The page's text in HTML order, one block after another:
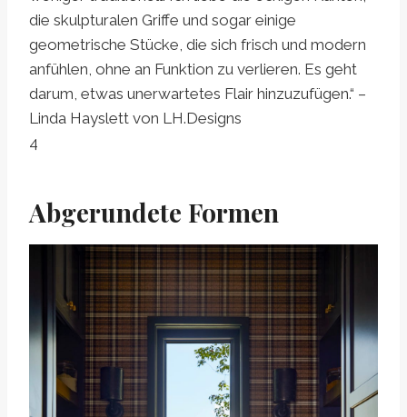
die skulpturalen Griffe und sogar einige
geometrische Stücke, die sich frisch und modern
anfühlen, ohne an Funktion zu verlieren. Es geht
darum, etwas unerwartetes Flair hinzuzufügen.“ –
Linda Hayslett von LH.Designs
4
Abgerundete Formen